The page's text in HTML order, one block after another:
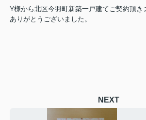
Y様から北区今羽町新築一戸建てご契約頂き
ありがとうございました。
NEXT